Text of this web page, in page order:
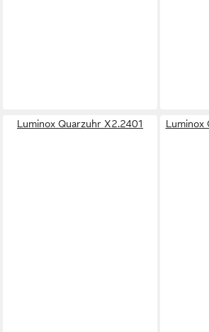
Luminox Quarzuhr X2.2401 Luminox